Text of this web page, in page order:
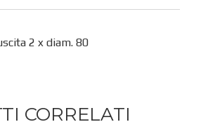
2 x diam. 80
CORRELATI